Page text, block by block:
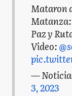
Mataron
Paz y
Video:
—
3, 2023